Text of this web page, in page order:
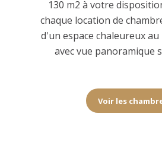
130 m2 à votre
chaque location de
d'un espace chaleureux
avec vue panoramique
Voir les